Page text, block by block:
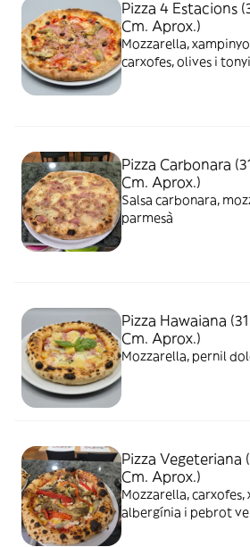
Pizza 4 Estacions
Cm. Aprox.)
Mozzarella,
carxofes, olives i
Pizza Carbonara
Cm. Aprox.)
Salsa carbonara,
parmesà
Pizza Hawaiana
Cm. Aprox.)
Mozzarella, pernil
Pizza Vegeteriana
Cm. Aprox.)
Mozzarella, carxofes,
albergínia i pebrot